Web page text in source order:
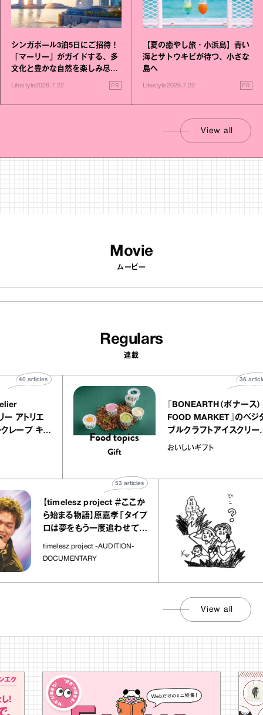
シンガポール3泊5日にご招待！
「マーリー」がガイドする、多
文化と豊かな自然を楽しみ尽く
Lifestyle2026.7.22 PR
【夏の癒やし旅・小浜島】青い
海とサトウキビが待つ、小さな
島へ
Lifestyle2026.7.22 PR
View all
Movie
ムービー
Regulars
連載
atelier
（イクアリー アトリエ
）』のミルクレープ キャ
『BONEARTH
FOOD
ブルクラフトア
｜真野知子の「
おいしいギフト
【timelesz project ＃ここか
ら始まる物語】原嘉孝「タイプ
ロは夢をもう一度追わせてく
れた場所」
timelesz project -AUDITION-
DOCUMENTARY
「日経平
さんが解
社会のじか
View all